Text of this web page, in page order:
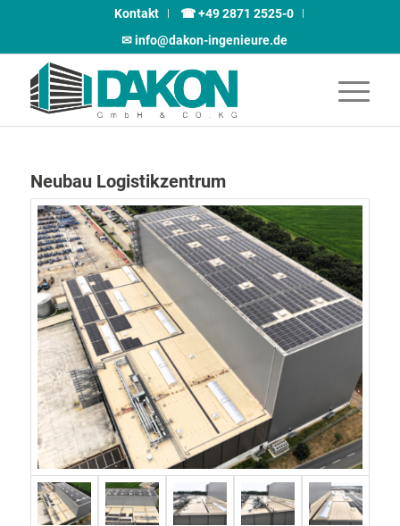
Kontakt
☎ +49 2871 2525-0
✉︎ info@dakon-ingenieure.de
Neubau Logistikzentrum